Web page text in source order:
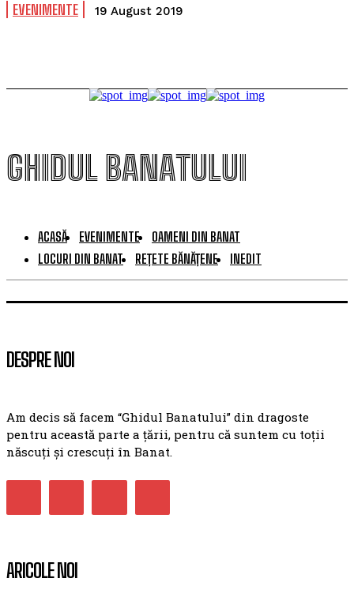
EVENIMENTE 19 August 2019
GHIDUL BANATULUI
ACASĂ EVENIMENTE
OAMENI DIN BANAT
LOCURI DIN BANAT
REȚETE BĂNĂȚENE INEDIT
DESPRE NOI
Am decis să facem “Ghidul Banatului” din dragoste
pentru această parte a țării, pentru că suntem cu toții
născuți și crescuți în Banat.
ARICOLE NOI